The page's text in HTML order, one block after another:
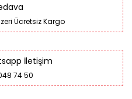
Ücretsiz Kargo
İletişim
74 50